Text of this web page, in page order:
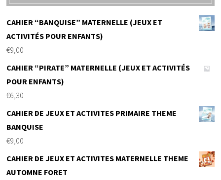
CAHIER “BANQUISE” MATERNELLE (JEUX ET
ACTIVITÉS POUR ENFANTS)
€9,00
CAHIER “PIRATE” MATERNELLE (JEUX ET ACTIVITÉS
POUR ENFANTS)
€6,30
CAHIER DE JEUX ET ACTIVITES PRIMAIRE THEME
BANQUISE
€9,00
CAHIER DE JEUX ET ACTIVITES MATERNELLE THEME
AUTOMNE FORET